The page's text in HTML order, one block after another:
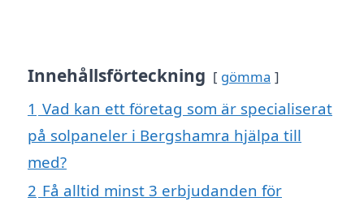
Innehållsförteckning gömma
1 Vad kan ett företag som är specialiserat
på solpaneler i Bergshamra hjälpa till
med?
2 Få alltid minst 3 erbjudanden för